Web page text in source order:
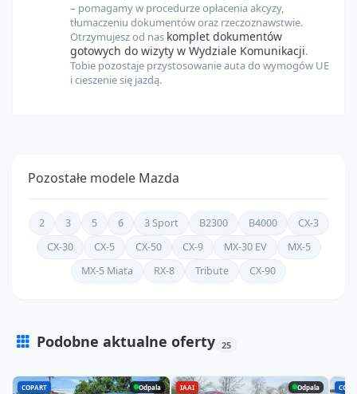
– pomagamy w procedurze opłacenia akcyzy,
tłumaczeniu dokumentów oraz rzeczoznawstwie.
Otrzymujesz od nas komplet dokumentów
gotowych do wizyty w Wydziale Komunikacji.
Tobie pozostaje przystosowanie auta do wymogów UE
i cieszenie się jazdą.
Pozostałe modele Mazda
2 3 5 6 3 Sport B2300 B4000
CX-3
CX-30
CX-5 CX-50 CX-9 MX-30 EV
MX-5
MX-5 Miata
RX-8 Tribute CX-90
Podobne aktualne oferty 25
COPART Odpala IAAI Odpala
Sprawdź pełną listę aktualnych ofert dla modelu Mazda CX-7